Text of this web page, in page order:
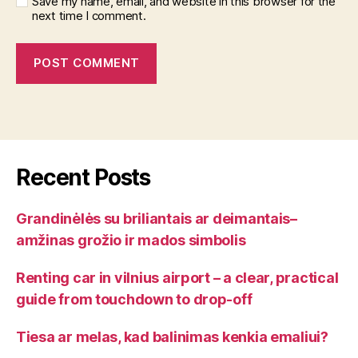
next time I comment.
Recent Posts
Grandinėlės su briliantais ar deimantais–
amžinas grožio ir mados simbolis
Renting car in vilnius airport – a clear, practical
guide from touchdown to drop-off
Tiesa ar melas, kad balinimas kenkia emaliui?